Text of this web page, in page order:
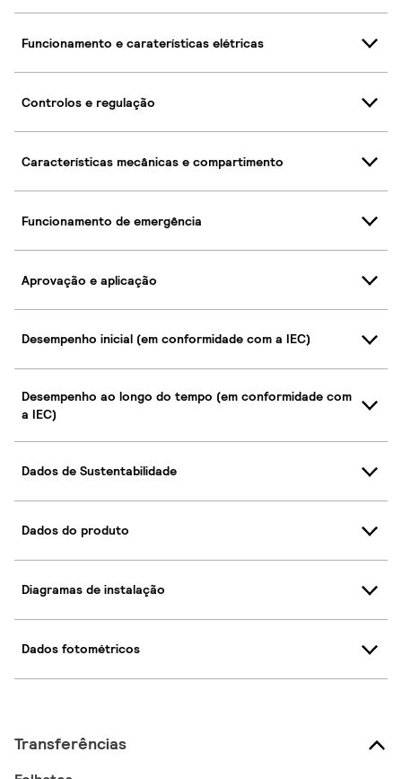
Funcionamento e caraterísticas elétricas
Controlos e regulação
Características mecânicas e compartimento
Funcionamento de emergência
Aprovação e aplicação
Desempenho inicial (em conformidade com a IEC)
Desempenho ao longo do tempo (em conformidade com
a IEC)
Dados de Sustentabilidade
Dados do produto
Diagramas de instalação
Dados fotométricos
Transferências